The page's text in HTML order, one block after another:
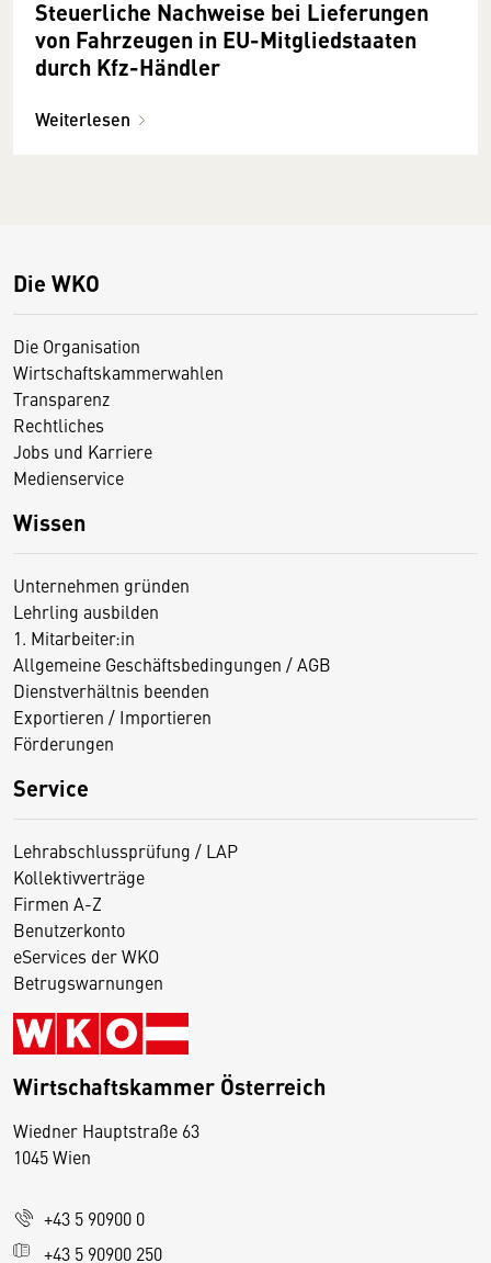
Steuerliche Nachweise bei Lieferungen
von Fahrzeugen in EU-Mitgliedstaaten
durch Kfz-Händler
Weiterlesen
Die WKO
Die Organisation
Wirtschaftskammerwahlen
Transparenz
Rechtliches
Jobs und Karriere
Medienservice
Wissen
Unternehmen gründen
Lehrling ausbilden
1. Mitarbeiter:in
Allgemeine Geschäftsbedingungen / AGB
Dienstverhältnis beenden
Exportieren / Importieren
Förderungen
Service
Lehrabschlussprüfung / LAP
Kollektivverträge
Firmen A-Z
Benutzerkonto
eServices der WKO
Betrugswarnungen
Wirtschaftskammer Österreich
Wiedner Hauptstraße 63
1045 Wien
+43 5 90900 0
+43 5 90900 250
D
s
e